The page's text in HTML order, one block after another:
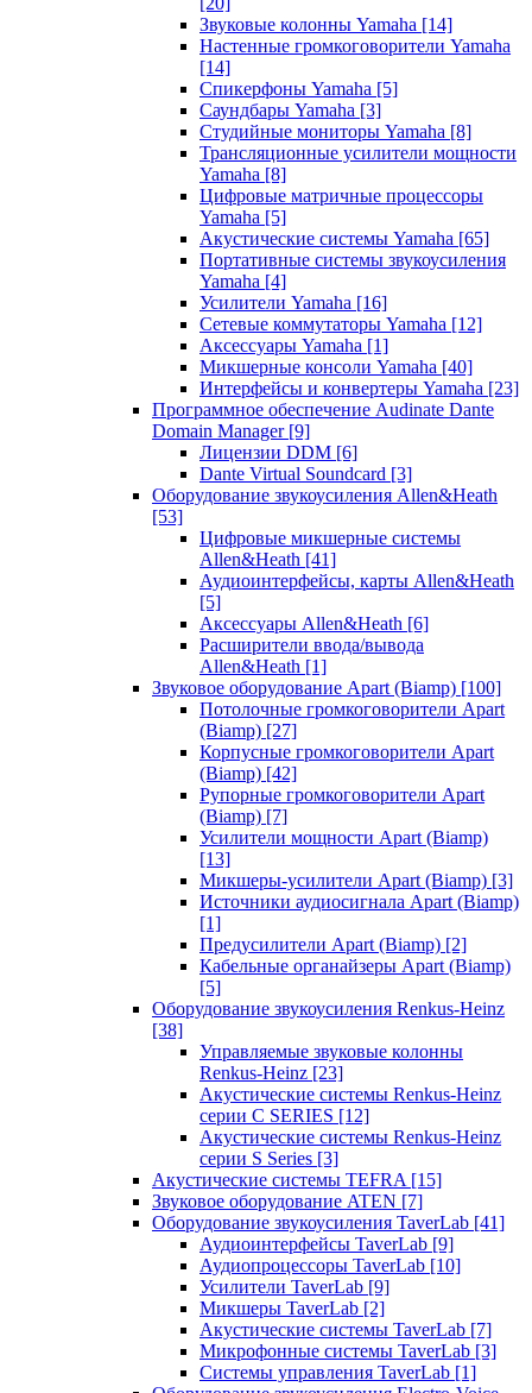
Звуковые колонны Yamaha [14]
Настенные громкоговорители Yamaha
[14]
Спикерфоны Yamaha [5]
Саундбары Yamaha [3]
Студийные мониторы Yamaha [8]
Трансляционные усилители мощности
Yamaha [8]
Цифровые матричные процессоры
Yamaha [5]
Акустические системы Yamaha [65]
Портативные системы звукоусиления
Yamaha [4]
Усилители Yamaha [16]
Сетевые коммутаторы Yamaha [12]
Аксессуары Yamaha [1]
Микшерные консоли Yamaha [40]
Интерфейсы и конвертеры Yamaha [23]
Программное обеспечение Audinate Dante
Domain Manager [9]
Лицензии DDM [6]
Dante Virtual Soundcard [3]
Оборудование звукоусиления Allen&Heath
[53]
Цифровые микшерные системы
Allen&Heath [41]
Аудиоинтерфейсы, карты Allen&Heath
[5]
Аксессуары Allen&Heath [6]
Расширители ввода/вывода
Allen&Heath [1]
Звуковое оборудование Apart (Biamp) [100]
Потолочные громкоговорители Apart
(Biamp) [27]
Корпусные громкоговорители Apart
(Biamp) [42]
Рупорные громкоговорители Apart
(Biamp) [7]
Усилители мощности Apart (Biamp)
[13]
Микшеры-усилители Apart (Biamp) [3]
Источники аудиосигнала Apart (Biamp)
[1]
Предусилители Apart (Biamp) [2]
Кабельные органайзеры Apart (Biamp)
[5]
Оборудование звукоусиления Renkus-Heinz
[38]
Управляемые звуковые колонны
Renkus-Heinz [23]
Акустические системы Renkus-Heinz
серии C SERIES [12]
Акустические системы Renkus-Heinz
серии S Series [3]
Акустические системы TEFRA [15]
Звуковое оборудование ATEN [7]
Оборудование звукоусиления TaverLab [41]
Аудиоинтерфейсы TaverLab [9]
Аудиопроцессоры TaverLab [10]
Усилители TaverLab [9]
Микшеры TaverLab [2]
Акустические системы TaverLab [7]
Микрофонные системы TaverLab [3]
Системы управления TaverLab [1]